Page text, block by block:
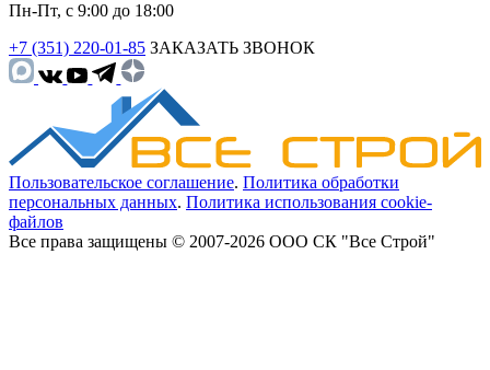
Пн-Пт, с 9:00 до 18:00
+7 (351) 220-01-85 ЗАКАЗАТЬ ЗВОНОК
Пользовательское соглашение. Политика обработки
персональных данных. Политика использования cookie-
файлов
Все права защищены © 2007-2026 ООО СК "Все Строй"